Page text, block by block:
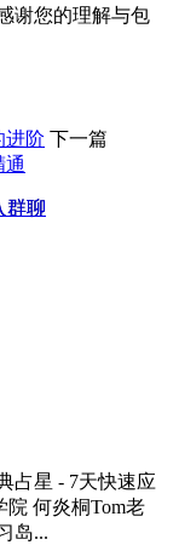
谢您的理解与包
进阶 下一篇
通
群聊
占星 - 7天快速应
院 何炎桐Tom老
岛...